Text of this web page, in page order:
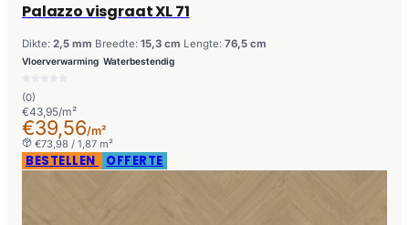
Palazzo visgraat XL 71
Dikte: 2,5 mm Breedte: 15,3 cm Lengte: 76,5 cm
Vloerverwarming Waterbestendig
(0)
€43,95/m²
€39,56/m²
€73,98 / 1,87 m²
BESTELLEN OFFERTE